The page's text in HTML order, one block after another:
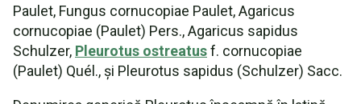
Paulet, Fungus cornucopiae Paulet, Agaricus
cornucopiae (Paulet) Pers., Agaricus sapidus
Schulzer, Pleurotus ostreatusf. cornucopiae
(Paulet) Quél., și Pleurotus sapidus (Schulzer) Sacc.